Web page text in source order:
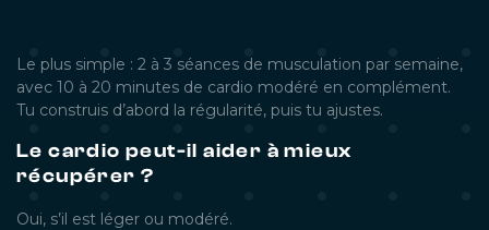
Le plus simple : 2 à 3 séances de musculation par semaine,
avec 10 à 20 minutes de cardio modéré en complément.
Tu construis d’abord la régularité, puis tu ajustes.
Le cardio peut-il aider à mieux
récupérer ?
Oui, s’il est léger ou modéré.